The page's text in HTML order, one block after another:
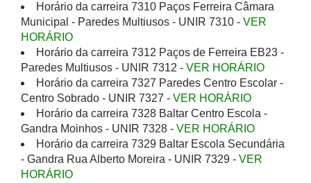
Horário da carreira 7310 Paços Ferreira Câmara
Municipal - Paredes Multiusos - UNIR 7310 - VER
HORÁRIO
Horário da carreira 7312 Paços de Ferreira EB23 -
Paredes Multiusos - UNIR 7312 - VER HORÁRIO
Horário da carreira 7327 Paredes Centro Escolar -
Centro Sobrado - UNIR 7327 - VER HORÁRIO
Horário da carreira 7328 Baltar Centro Escola -
Gandra Moinhos - UNIR 7328 - VER HORÁRIO
Horário da carreira 7329 Baltar Escola Secundária
- Gandra Rua Alberto Moreira - UNIR 7329 - VER
HORÁRIO